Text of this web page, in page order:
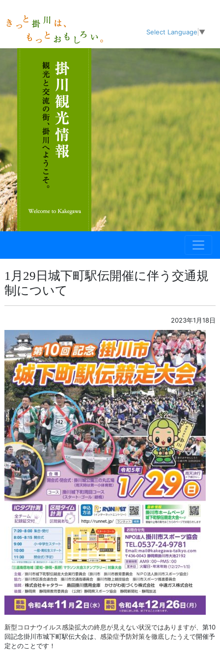
Select Language ▼
1月29日城下町駅伝開催に伴う交通規
制について
2023年1月18日
新型コロナウイルス感染拡大の終息が見えない状況ではありますが、 第10
回記念掛川市城下町駅伝大会は、 感染症予防対策を徹底したうえで開催予
定とのことです！